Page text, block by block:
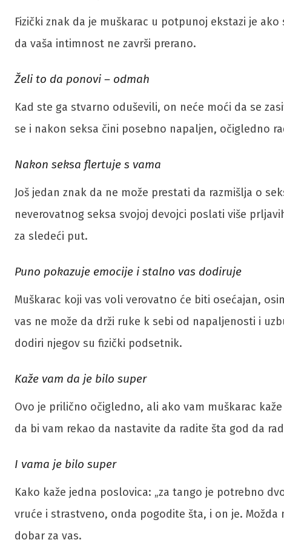
Fizički znak da je muškarac u potpunoj ekstazi je
da vaša intimnost ne završi prerano.
Želi to da ponovi – odmah
Kad ste ga stvarno oduševili, on neće moći da se
se i nakon seksa čini posebno napaljen, očigledno
Nakon seksa flertuje s vama
Još jedan znak da ne može prestati da razmišlja o
neverovatnog seksa svojoj devojci poslati više
za sledeći put.
Puno pokazuje emocije i stalno vas dodiruje
Muškarac koji vas voli verovatno će biti osećajan,
vas ne može da drži ruke k sebi od napaljenosti i
dodiri njegov su fizički podsetnik.
Kaže vam da je bilo super
Ovo je prilično očigledno, ali ako vam muškarac
da bi vam rekao da nastavite da radite šta god da
I vama je bilo super
Kako kaže jedna poslovica: „za tango je potrebno
vruće i strastveno, onda pogodite šta, i on je.
dobar za vas.